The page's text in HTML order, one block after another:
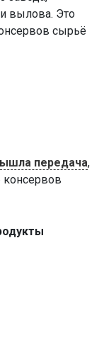
вылова. Это
сырьё
передача,
консервов